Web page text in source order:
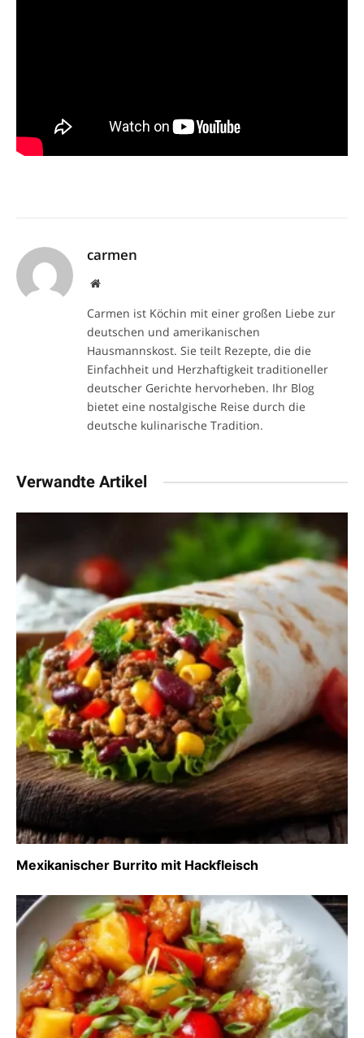
carmen
Website
Carmen ist Köchin mit einer großen Liebe zur
deutschen und amerikanischen
Hausmannskost. Sie teilt Rezepte, die die
Einfachheit und Herzhaftigkeit traditioneller
deutscher Gerichte hervorheben. Ihr Blog
bietet eine nostalgische Reise durch die
deutsche kulinarische Tradition.
Verwandte Artikel
Mexikanischer Burrito mit Hackfleisch